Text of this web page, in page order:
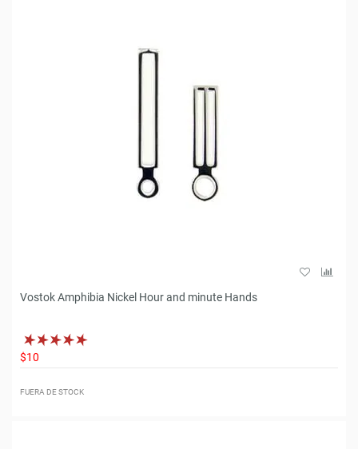
Vostok Amphibia Nickel Hour and minute Hands
$10
FUERA DE STOCK